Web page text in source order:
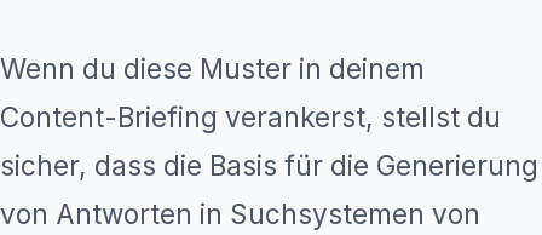
Wenn du diese Muster in deinem
Content-Briefing verankerst, stellst du
sicher, dass die Basis für die Generierung
von Antworten in Suchsystemen von